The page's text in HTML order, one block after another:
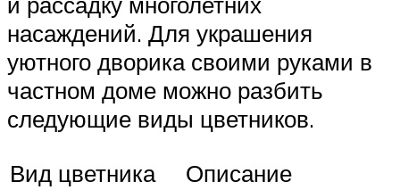
насаждений. Для украшения
уютного дворика своими руками в
частном доме можно разбить
следующие виды цветников.
Вид цветника
Описание